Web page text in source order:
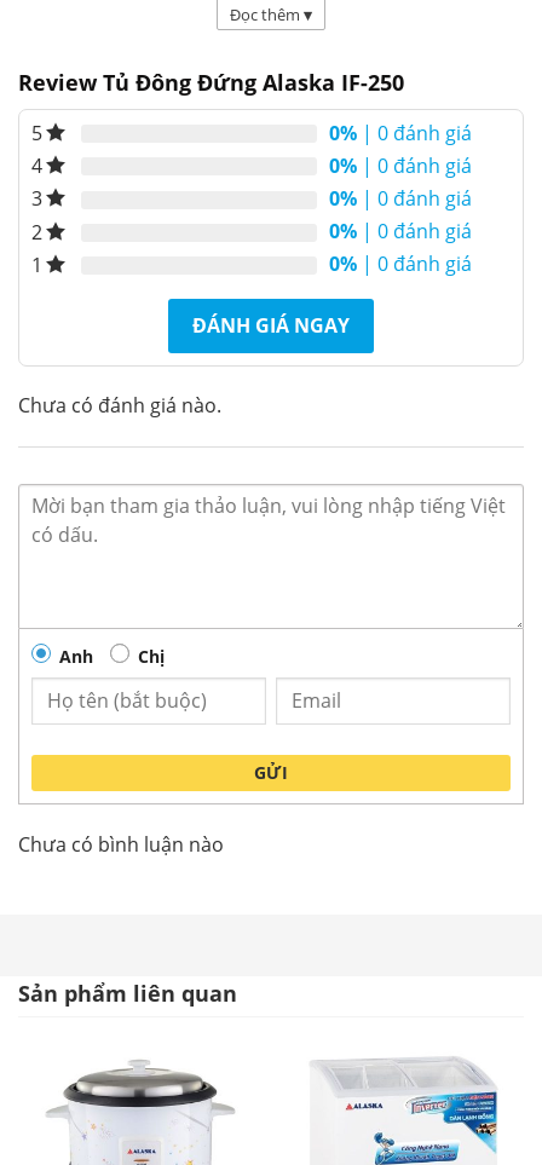
3. Công nghệ làm lạnh nhanh và ổn định
1.0.45. Bảng điều khiển nhiệt độ dễ sử dụng
6. Chất liệu bền bỉ, an toàn Tủ đông
2Thông số kĩ thuật Tủ đông đứng Alaska IF-250
Tư vấn mua Tủ Đông Đứng Alaska IF-250
Ưu điểm nổi bật của Tủ Đông Đứng
Alaska IF-250
Tủ Đông Đứng Alaska IF-250
thiết kế đứng giúp tiết kiệm diện tích tối đa, phù
hợp với nhiều không gian khác nhau. Cửa tủ dạng
phẩm.
Tủ đông đứng Alaska IF-250 có thiết kế trang nhã,
bắt mắt với dạng hình khối đứng như một tủ lạnh
Đọc thêm ▾
Review Tủ Đông Đứng Alaska IF-250
5 0% | 0 đánh giá
4
0% | 0 đánh giá
3
0% | 0 đánh giá
2
0% | 0 đánh giá
1
0% | 0 đánh giá
ĐÁNH GIÁ NGAY
Chưa có đánh giá nào.
Anh Chị
GỬI
Chưa có bình luận nào
Sản phẩm liên quan